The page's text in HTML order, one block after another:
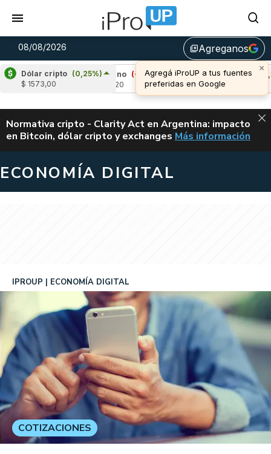
08/08/2026 library_addAgreganos
×
Agregá iProUP a tus fuentes
preferidas en Google
Dólar cripto (0,25%)
$ 1573,00
Cardano
(-1,08%)
Avalanche (0,34%)
u$s 6,49
ALERTA
Normativa cripto - Clarity Act en Argentina: impacto
en Bitcoin, dólar cripto y exchanges CLARITY ACT EN
Más información
ECONOMÍA DIGITAL
IPROUP ECONOMÍA DIGITAL
COTIZACIONES